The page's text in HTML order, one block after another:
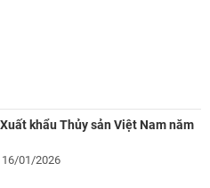
khẩu Thủy sản Việt Nam năm
16/01/2026